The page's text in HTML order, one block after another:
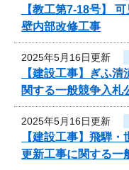
【教工第7-18号】
壁内部改修工事
2025年5月16日更新
【建設工事】ぎふ
関する一般競争入札
2025年5月16日更新
【建設工事】飛騨
更新工事に関する一